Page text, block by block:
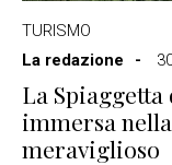
TURISMO
La redazione
La Spiaggetta
immersa
meraviglioso